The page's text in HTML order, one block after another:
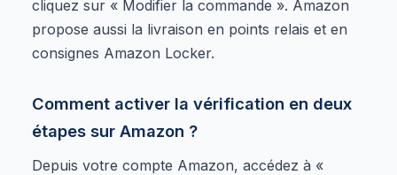
cliquez sur « Modifier la commande ». Amazon
propose aussi la livraison en points relais et en
consignes Amazon Locker.
Comment activer la vérification en deux
étapes sur Amazon ?
Depuis votre compte Amazon, accédez à «